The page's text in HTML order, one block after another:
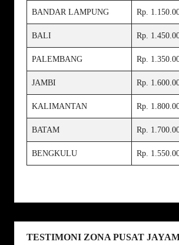
BANDAR LAMPUNG Rp.
BALI Rp.
PALEMBANG Rp.
JAMBI Rp.
KALIMANTAN Rp.
BATAM Rp.
BENGKULU Rp.
TESTIMONI ZONA PUSAT